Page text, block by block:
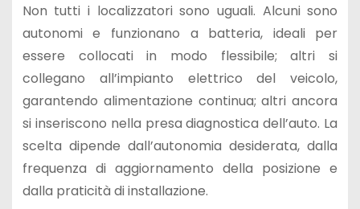
Non tutti i localizzatori sono uguali. Alcuni sono
autonomi e funzionano a batteria, ideali per
essere collocati in modo flessibile; altri si
collegano all’impianto elettrico del veicolo,
garantendo alimentazione continua; altri ancora
si inseriscono nella presa diagnostica dell’auto. La
scelta dipende dall’autonomia desiderata, dalla
frequenza di aggiornamento della posizione e
dalla praticità di installazione.